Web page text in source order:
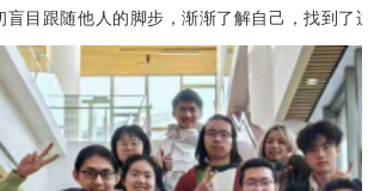
盲目跟随他人的脚步，渐渐了解自己，找到了